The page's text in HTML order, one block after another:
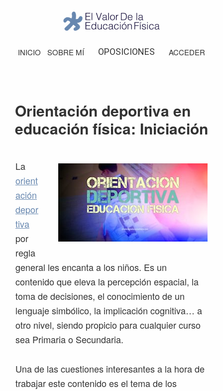
navegación
principal
barra
Valor
de
INICIO SOBRE MÍ OPOSICIONES ACCEDER
Orientación deportiva en
educación física: Iniciación
La
orient
ación
depor
tiva
por
regla
general les encanta a los niños. Es un
contenido que eleva la percepción espacial, la
toma de decisiones, el conocimiento de un
lenguaje simbólico, la implicación cognitiva… a
otro nivel, siendo propicio para cualquier curso
sea Primaria o Secundaria.
Una de las cuestiones interesantes a la hora de
trabajar este contenido es el tema de los